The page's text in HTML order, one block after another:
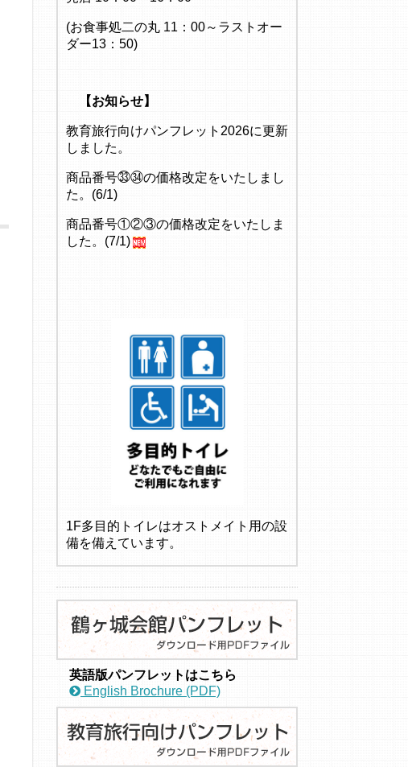
(お食事処二の丸 11：00～ラストオー
ダー13：50)
【お知らせ】
教育旅行向けパンフレット2026に更新
しました。
商品番号㉝㉞の価格改定をいたしまし
た。(6/1)
商品番号①②③の価格改定をいたしま
した。(7/1)
1F多目的トイレはオストメイト用の設
備を備えています。
英語版パンフレットはこちら
English Brochure (PDF)